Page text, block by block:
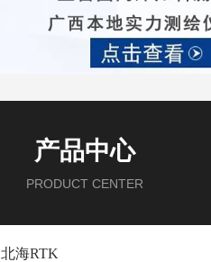
产品中心
PRODUCT CENTER
北海RTK